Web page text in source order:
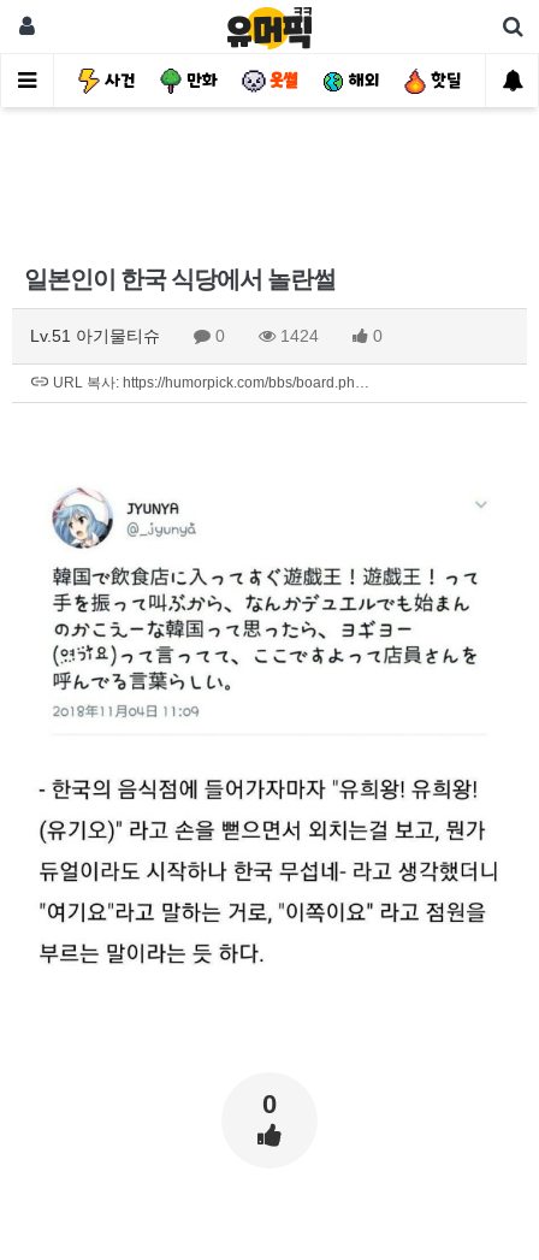
유머 사건 만화 웃썰 해외 핫딜 자
일본인이 한국 식당에서 놀란썰
Lv.51 아기물티슈 0 1424 0
URL 복사: https://humorpick.com/bbs/board.ph…
0